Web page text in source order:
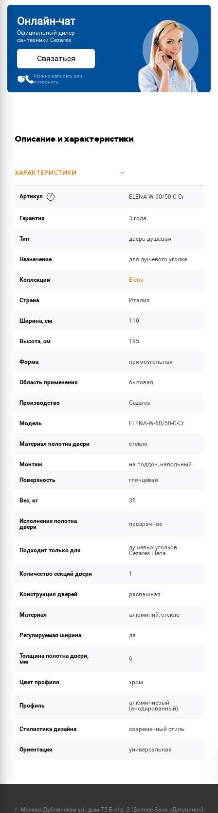
Онлайн-чат
Официальный дилер
сантехники Cezares
Связаться
Можно написать или
позвонить
Описание и характеристики
ХАРАКТЕРИСТИКИ
ОБЪЕМ ПОСТАВКИ
Артикул ELENA-W-60/50-C-Cr
Гарантия 3 года
Тип дверь душевая
Назначение для душевого уголка
Коллекция Elena
Страна Италия
Ширина, см 110
Высота, см 195
Форма прямоугольная
Область применения бытовая
Производство Cezares
Модель ELENA-W-60/50-C-Cr
Материал полотна двери стекло
Монтаж на поддон, напольный
Поверхность глянцевая
Вес, кг 36
Исполнение полотна
двери
прозрачное
Подходит только для
душевых уголков
Cezares Elena
Количество секций двери 1
Конструкция дверей распашная
Материал алюминий, стекло
Регулируемая ширина да
Толщина полотна двери,
мм
6
Цвет профиля хром
Профиль
алюминиевый
(анодированный)
Стилистика дизайна современный стиль
Ориентация универсальная
г. Москва Дубнинская ул., дом 75 Б стр. 2 (Бизнес База «Дегунино»)